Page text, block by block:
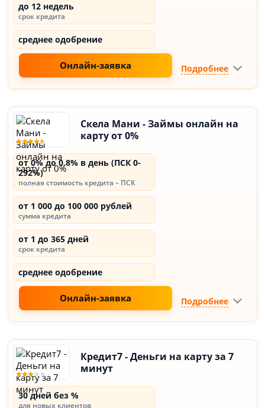
до 12 недель
срок кредита
среднее одобрение
Онлайн-заявка Подробнее
Скела Мани - Займы онлайн на
карту от 0%
от 0% до 0,8% в день (ПСК 0-
292%)
полная стоимость кредита – ПСК
от 1 000 до 100 000 рублей
сумма кредита
от 1 до 365 дней
срок кредита
среднее одобрение
Онлайн-заявка Подробнее
Кредит7 - Деньги на карту за 7
минут
30 дней без %
для новых клиентов